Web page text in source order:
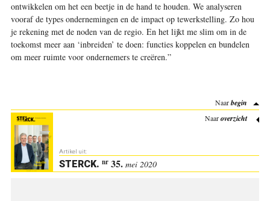
ontwikkelen om het een beetje in de hand te houden. We analyseren
vooraf de types ondernemingen en de impact op tewerkstelling. Zo hou
je rekening met de noden van de regio. En het lijkt me slim om in de
toekomst meer aan ‘inbreiden’ te doen: functies koppelen en bundelen
om meer ruimte voor ondernemers te creëren.”
Naarbegin
Naaroverzicht
Artikel uit:
STERCK. nr35. mei 2020